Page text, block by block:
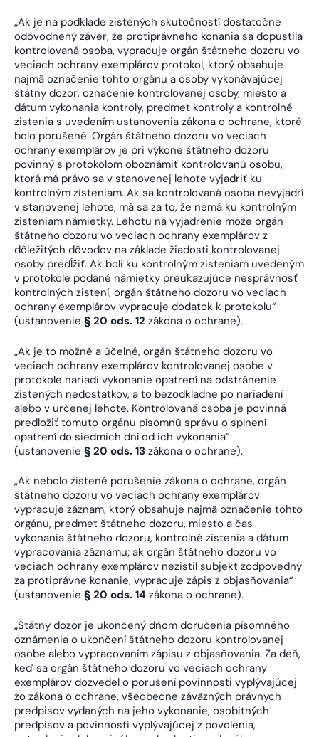
„Ak je na podklade zistených skutočností dostatočne
odôvodnený záver, že protiprávneho konania sa dopustila
kontrolovaná osoba, vypracuje orgán štátneho dozoru vo
veciach ochrany exemplárov protokol, ktorý obsahuje
najmä označenie tohto orgánu a osoby vykonávajúcej
štátny dozor, označenie kontrolovanej osoby, miesto a
dátum vykonania kontroly, predmet kontroly a kontrolné
zistenia s uvedením ustanovenia zákona o ochrane, ktoré
bolo porušené. Orgán štátneho dozoru vo veciach
ochrany exemplárov je pri výkone štátneho dozoru
povinný s protokolom oboznámiť kontrolovanú osobu,
ktorá má právo sa v stanovenej lehote vyjadriť ku
kontrolným zisteniam. Ak sa kontrolovaná osoba nevyjadrí
v stanovenej lehote, má sa za to, že nemá ku kontrolným
zisteniam námietky. Lehotu na vyjadrenie môže orgán
štátneho dozoru vo veciach ochrany exemplárov z
dôležitých dôvodov na základe žiadosti kontrolovanej
osoby predĺžiť. Ak boli ku kontrolným zisteniam uvedeným
v protokole podané námietky preukazujúce nesprávnosť
kontrolných zistení, orgán štátneho dozoru vo veciach
ochrany exemplárov vypracuje dodatok k protokolu“
(ustanovenie § 20 ods. 12 zákona o ochrane).
„Ak je to možné a účelné, orgán štátneho dozoru vo
veciach ochrany exemplárov kontrolovanej osobe v
protokole nariadi vykonanie opatrení na odstránenie
zistených nedostatkov, a to bezodkladne po nariadení
alebo v určenej lehote. Kontrolovaná osoba je povinná
predložiť tomuto orgánu písomnú správu o splnení
opatrení do siedmich dní od ich vykonania“
(ustanovenie § 20 ods. 13 zákona o ochrane).
„Ak nebolo zistené porušenie zákona o ochrane, orgán
štátneho dozoru vo veciach ochrany exemplárov
vypracuje záznam, ktorý obsahuje najmä označenie tohto
orgánu, predmet štátneho dozoru, miesto a čas
vykonania štátneho dozoru, kontrolné zistenia a dátum
vypracovania záznamu; ak orgán štátneho dozoru vo
veciach ochrany exemplárov nezistil subjekt zodpovedný
za protiprávne konanie, vypracuje zápis z objasňovania“
(ustanovenie § 20 ods. 14 zákona o ochrane).
„Štátny dozor je ukončený dňom doručenia písomného
oznámenia o ukončení štátneho dozoru kontrolovanej
osobe alebo vypracovaním zápisu z objasňovania. Za deň,
keď sa orgán štátneho dozoru vo veciach ochrany
exemplárov dozvedel o porušení povinnosti vyplývajúcej
zo zákona o ochrane, všeobecne záväzných právnych
predpisov vydaných na jeho vykonanie, osobitných
predpisov a povinnosti vyplývajúcej z povolenia,